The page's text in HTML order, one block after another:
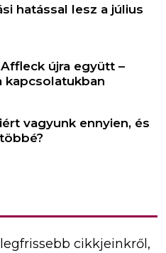
hatással lesz a július
újra együtt –
vagyunk ennyien, és
cikkjeinkről,